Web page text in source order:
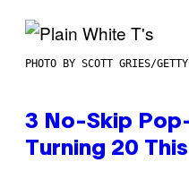
PHOTO BY SCOTT GRIES/
3 No-Skip
Turning 20